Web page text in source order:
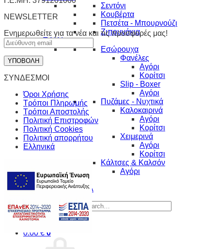
Σεντόνι
Κουβέρτα
Πετσέτα - Μπουρνούζι
Ζιπουνάκια
ΠΑΙΔΙ
Εσώρουχα
Φανέλες
Αγόρι
Κορίτσι
Slip - Boxer
Αγόρι
Πυζάμες - Νυχτικά
Καλοκαιρινά
Αγόρι
Κορίτσι
Χειμερινά
Αγόρι
Κορίτσι
Κάλτσες & Καλσόν
Αγόρι
Wishlist
ΕΠΙΚΟΙΝΩΝΙΑ
Search for:
0.00 € 0
NEWSLETTER
Ενημερωθείτε για τα νέα και τις προσφορές μας!
ΣΥΝΔΕΣΜΟΙ
Όροι Χρήσης
Τρόποι Πληρωμής
Τρόποι Αποστολής
Πολιτική Επιστροφών
Πολιτική Cookies
Πολιτική απορρήτου
Ελληνικά